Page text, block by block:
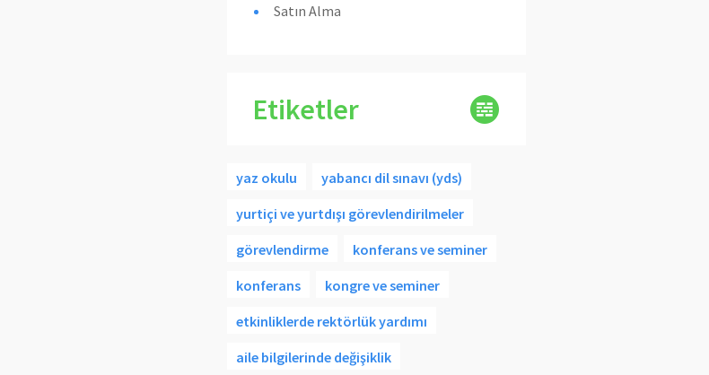
Satın Alma
Etiketler
yaz okulu
yabancı dil sınavı (yds)
yurtiçi ve yurtdışı görevlendirilmeler
görevlendirme
konferans ve seminer
konferans
kongre ve seminer
etkinliklerde rektörlük yardımı
aile bilgilerinde değişiklik